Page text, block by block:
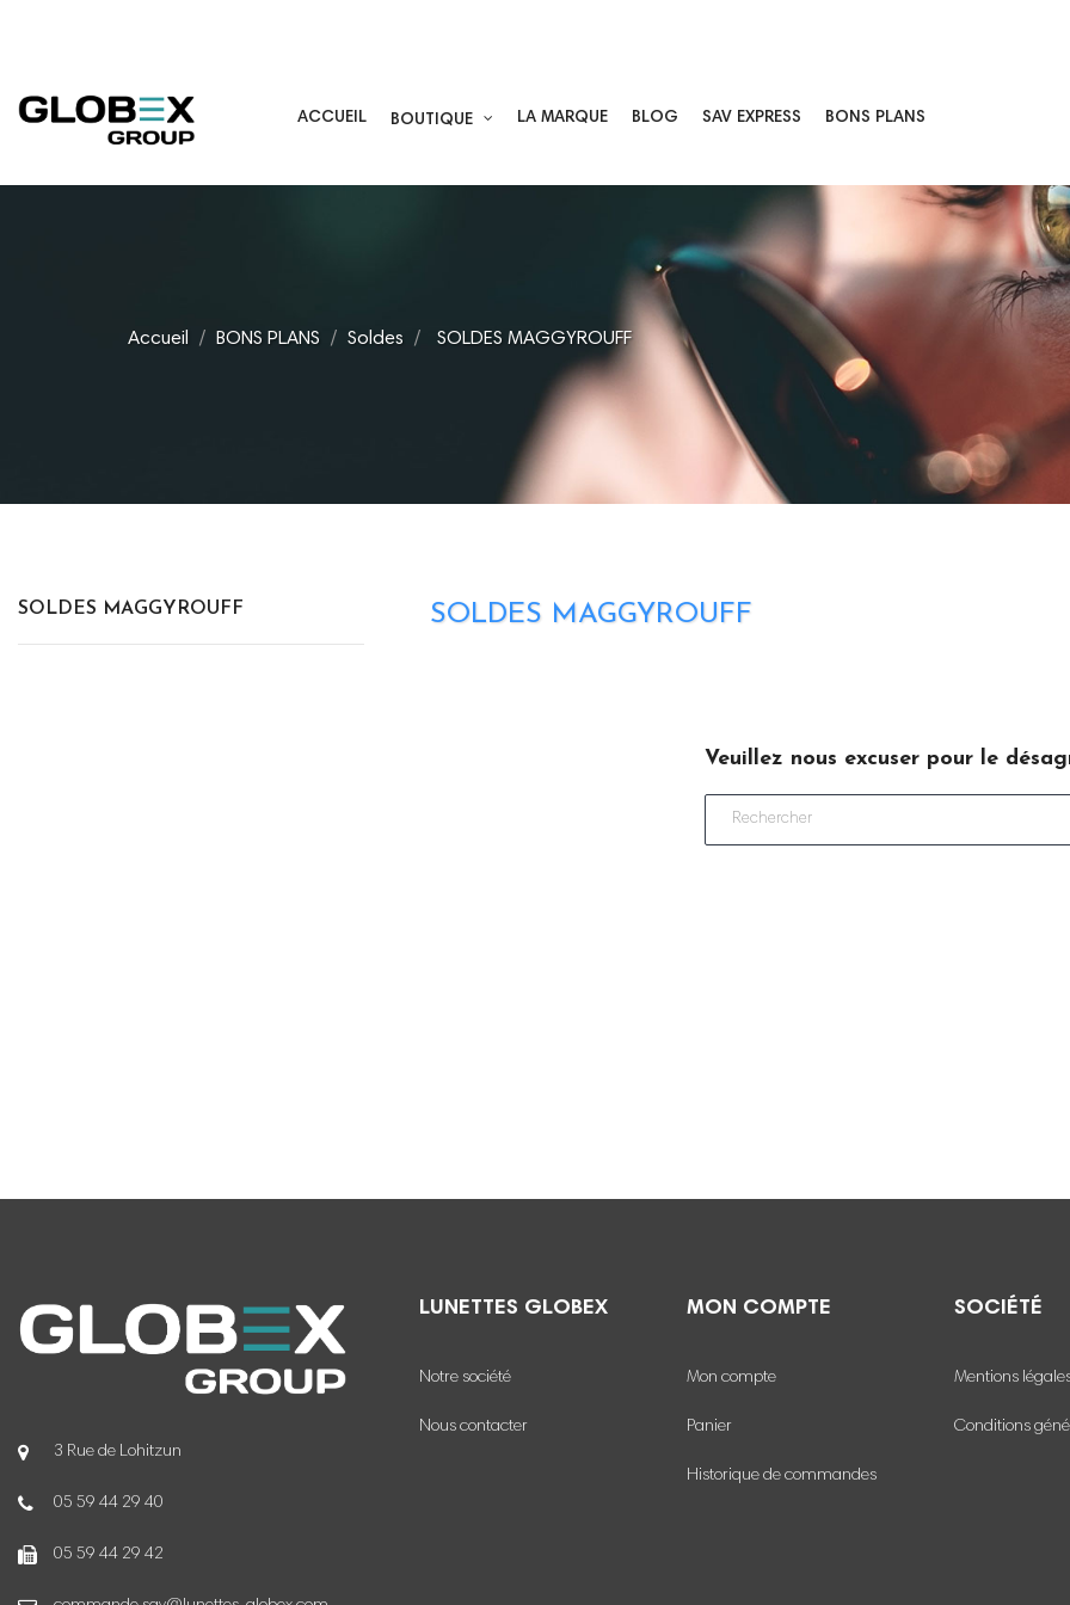
ACCUEIL BOUTIQUE LA MARQUE BLOG SAV EXPRESS BONS PLANS
Accueil BONS PLANS Soldes SOLDES MAGGYROUFF
SOLDES MAGGYROUFF SOLDES MAGGYROUFF
Veuillez nous excuser pour le
3 Rue de Lohitzun
05 59 44 29 40
05 59 44 29 42
LUNETTES GLOBEX
Notre société
Nous contacter
MON COMPTE
Mon compte
Panier
Historique de commandes
SOCIÉTÉ
Mentions
Conditions